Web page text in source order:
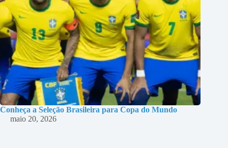
Conheça a Seleção Brasileira para Copa do Mundo
maio 20, 2026